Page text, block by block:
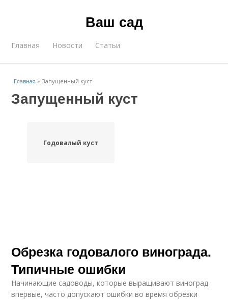
Ваш сад
Главная Новости Статьи
Главная »Запущенный куст
Запущенный куст
Годовалый куст
Обрезка годовалого винограда.
Типичные ошибки
Начинающие садоводы, которые выращивают виноград
впервые, часто допускают ошибки во время обрезки